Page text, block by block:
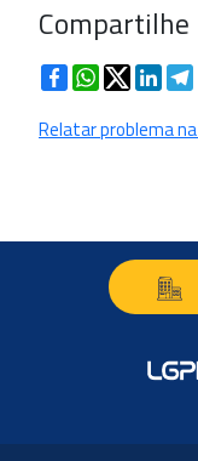
Compartilhe
FacebookWhatsApp
Twitter
Relatar problema